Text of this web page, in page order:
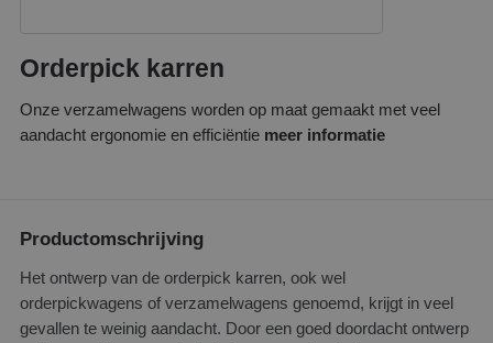
Orderpick karren
Onze verzamelwagens worden op maat gemaakt met veel
aandacht ergonomie en efficiëntie meer informatie
Productomschrijving
Het ontwerp van de orderpick karren, ook wel
orderpickwagens of verzamelwagens genoemd, krijgt in veel
gevallen te weinig aandacht. Door een goed doordacht ontwerp